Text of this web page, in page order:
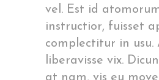
vel. Est id
instructior, fuisset
complectitur in usu.
liberavisse vix.